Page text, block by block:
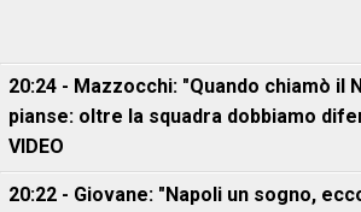
20:24 - Mazzocchi: "Quando chiamò il
pianse: oltre la squadra dobbiamo
VIDEO
20:22 - Giovane: "Napoli un sogno,